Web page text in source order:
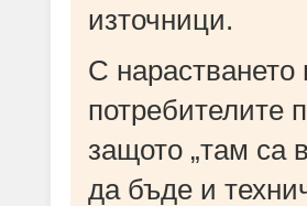
източници.
С нарастването
потребителите
защото „там са
да бъде и